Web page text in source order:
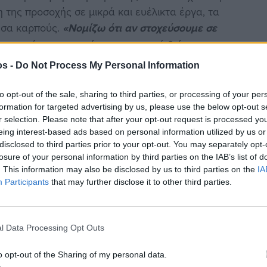
- Do Not Process My Personal Information
opt-out of the sale, sharing to third parties, or processing of your
for targeted advertising by us, please use the below opt-out
selection. Please note that after your opt-out request is processed
interest-based ads based on personal information utilized by us
to third parties prior to your opt-out. You may separately
of your personal information by third parties on the IAB’s list of
This information may also be disclosed by us to third parties on the
Participants that may further disclose it to other third parties.
Data Processing Opt Outs
opt-out of the Sharing of my personal data.
προσοχής σε μικρά και ευέλικτα έργα, τα
καρπούς. «Νομίζω ότι αν στοχεύσουμε σε
σε σύντομο χρονικό διάστημα να
, υπογράμμισε.
αποκτηθεί όλα αυτά τα χρόνια, τόσο από τα
και η οποία πρέπει να αξιοποιηθεί
ύδρευσης.
παλαιών αγωγών
των παλαιώναμιαντοσωλήνωντου
για ένα έργο με τεράστιο περιβαλλοντικό και
εξοικονόμηση ύδατος της τάξης του 50 έως
σχετικές μελέτες και έχουν